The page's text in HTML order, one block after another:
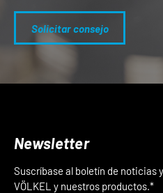
Solicitar consejo
Newsletter
Suscríbase al boletín de noticias
VÖLKEL y nuestros productos.*